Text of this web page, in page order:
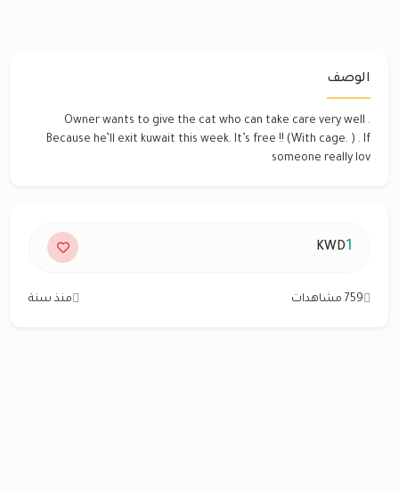
الوصف
Owner wants to give the cat who can take care very well .
Because he’ll exit kuwait this week. It’s free !! (With cage. ) . If
someone really lov
1
KWD
759 مشاهدات منذ سنة